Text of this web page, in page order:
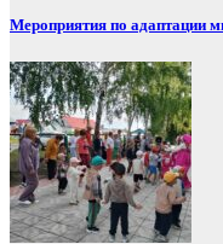
Мероприятия по адаптации